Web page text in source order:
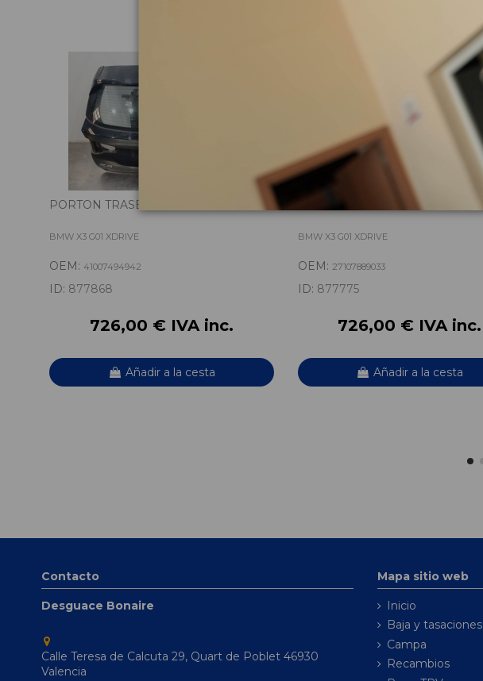
PORTON TRASERO 41007494942
BMW X3 G01 XDRIVE
OEM: 41007494942
ID: 877868
726,00 € IVA inc.
Añadir a la cesta
CAJA TRANSFER 27107889033
BMW X3 G01 XDRIVE
OEM: 27107889033
ID: 877775
726,00 € IVA inc.
Añadir a la cesta
Contacto
Desguace Bonaire
Calle Teresa de Calcuta 29, Quart de Poblet 46930
Valencia
Mapa sitio web
Inicio
Baja y tasaciones
Campa
Recambios